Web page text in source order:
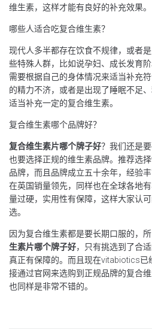
维生素，这样才能有良好的补充效果。
哪些人适合吃复合维生素？
现代人多半都存在饮食不规律，或者
些特殊人群，比如说孕妇、成长发育
需要根据自己的身体情况来适当补充
的精力不济，或者是出现了睡眠不足
适当补充一定的复合维生素。
复合维生素哪个品牌好？
复合维生素片哪个牌子好？我们还是
也要选择正规的维生素品牌。推荐选
品牌，而且品牌成立五十余年，经验
在英国销量领先，同样也在全球各地
量过硬，实用性有保障，这样大家认
选。
因为复合维生素都是要长期口服的，
生素片哪个牌子好，只有挑选到了合
真正有保障的。而且现在vitabiotics已
接通过官网来选购到正规品牌的复合
也同样是非常不错的。